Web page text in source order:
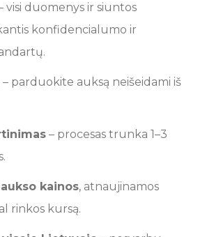
visi duomenys ir siuntos
konfidencialumo ir
– parduokite auksą neišeidami iš
– procesas trunka 1–3
kainos, atnaujinamos
rinkos kursą.